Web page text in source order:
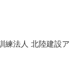
法人 北陸建設ア